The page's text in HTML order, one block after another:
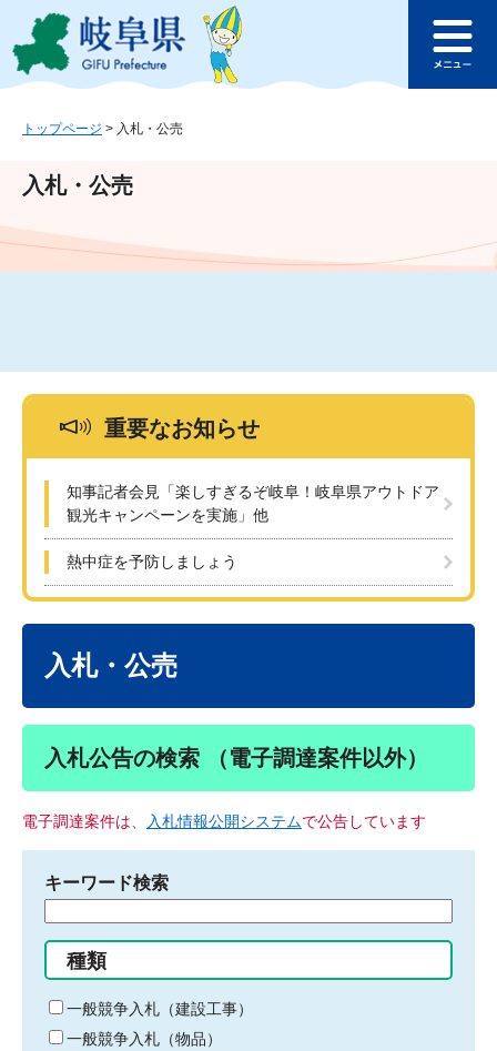
ジ
ュ
文
このページの本文へ
ュ
トップページ > 入札・公売
入札・公売
重要なお知らせ
知事記者会見「楽しすぎるぞ岐阜！岐阜県アウトドア
観光キャンペーンを実施」他
熱中症を予防しましょう
入札・公売
入札公告の検索 （電子調達案件以外）
電子調達案件は、 入札情報公開システムで公告しています
キーワード検索
る
キ
ー
種類
一般競争入札（建設工事）
一般競争入札（物品）